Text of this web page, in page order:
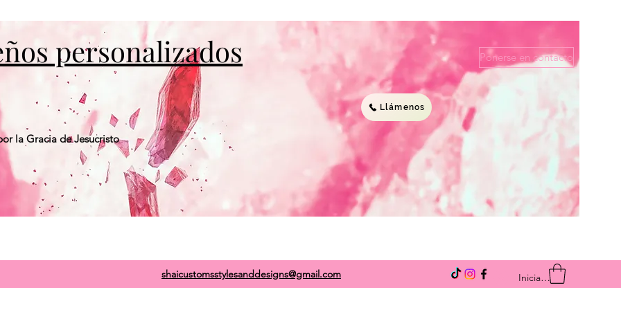
personalizados
la Gracia de Jesucristo
Ponerse en contacto
Llámenos
shaicustomsstylesanddesigns@gmail.com Iniciar sesión